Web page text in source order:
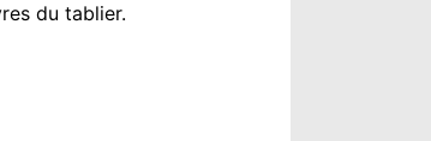
du tablier.